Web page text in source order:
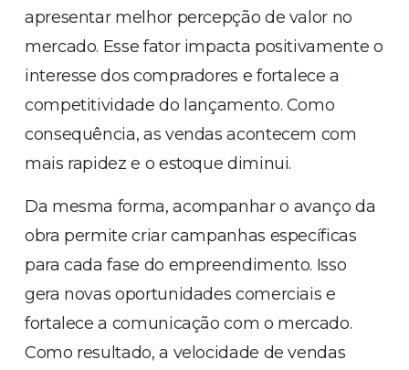
apresentar melhor percepção de valor no
mercado. Esse fator impacta positivamente o
interesse dos compradores e fortalece a
competitividade do lançamento. Como
consequência, as vendas acontecem com
mais rapidez e o estoque diminui.
Da mesma forma, acompanhar o avanço da
obra permite criar campanhas específicas
para cada fase do empreendimento. Isso
gera novas oportunidades comerciais e
fortalece a comunicação com o mercado.
Como resultado, a velocidade de vendas